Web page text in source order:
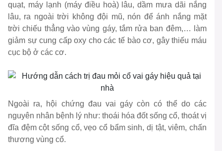
quạt, máy lạnh (máy điều hoà) lâu, dầm mưa dãi nắng
lâu, ra ngoài trời không đội mũ, nón để ánh nắng mặt
trời chiếu thẳng vào vùng gáy, tắm rửa ban đêm,… làm
giảm sự cung cấp oxy cho các tế bào cơ, gây thiếu máu
cục bộ ở các cơ.
Ngoài ra, hội chứng đau vai gáy còn có thể do các
nguyên nhân bệnh lý như: thoái hóa đốt sống cổ, thoát vị
đĩa đệm cột sống cổ, vẹo cổ bẩm sinh, dị tật, viêm, chấn
thương vùng cổ.